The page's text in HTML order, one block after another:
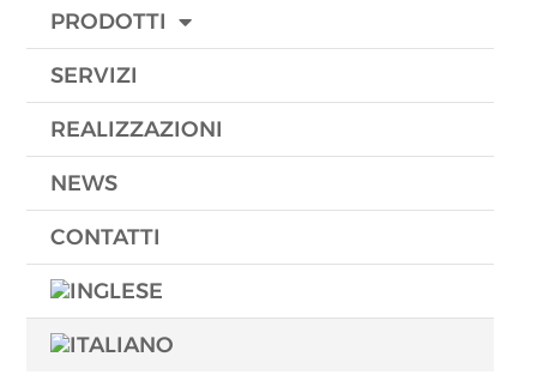
PRODOTTI
SERVIZI
REALIZZAZIONI
NEWS
CONTATTI